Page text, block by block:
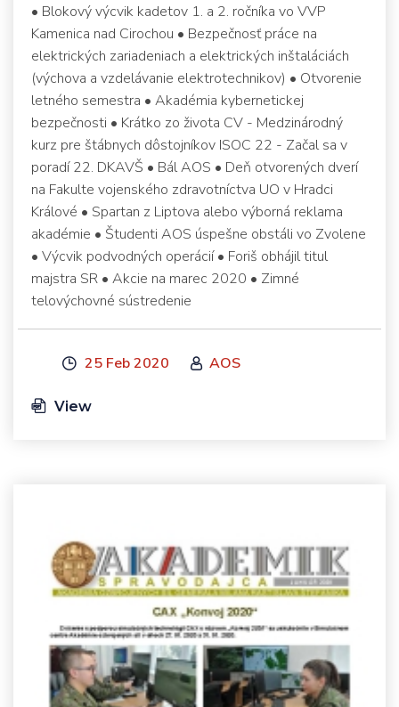
• Blokový výcvik kadetov 1. a 2. ročníka vo VVP
Kamenica nad Cirochou • Bezpečnosť práce na
elektrických zariadeniach a elektrických inštaláciách
(výchova a vzdelávanie elektrotechnikov) • Otvorenie
letného semestra • Akadémia kybernetickej
bezpečnosti • Krátko zo života CV - Medzinárodný
kurz pre štábnych dôstojníkov ISOC 22 - Začal sa v
poradí 22. DKAVŠ • Bál AOS • Deň otvorených dverí
na Fakulte vojenského zdravotníctva UO v Hradci
Králové • Spartan z Liptova alebo výborná reklama
akadémie • Študenti AOS úspešne obstáli vo Zvolene
• Výcvik podvodných operácií • Foriš obhájil titul
majstra SR • Akcie na marec 2020 • Zimné
telovýchovné sústredenie
25 Feb 2020 AOS
View